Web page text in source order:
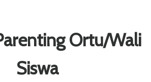
Ortu/Wali
Siswa